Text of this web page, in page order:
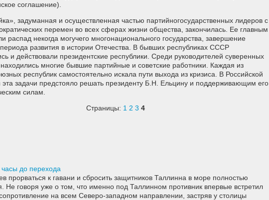
соглашение).
задуманная и осуществленная частью партийногосударственных лидеров с
перемен во всех сферах жизни общества, закончилась. Ее главным
распад некогда могучего многонационального государства, завершение
периода развития в истории Отечества. В бывших республиках СССР
и действовали президентские республики. Среди руководителей суверенных
находились многие бывшие партийные и советские работники. Каждая из
республик самостоятельно искала пути выхода из кризиса. В Российской
задачи предстояло решать президенту Б.Н. Ельцину и поддерживающим его
силам.
Страницы: 1 2 3 4
до перехода
прорваться к гавани и сбросить защитников Таллинна в море полностью
Не говоря уже о том, что именно под Таллинном противник впервые встретил
на всем Северо-западном направлении, застряв у столицы